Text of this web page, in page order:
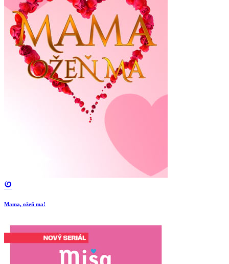
Mama, ožeň ma!